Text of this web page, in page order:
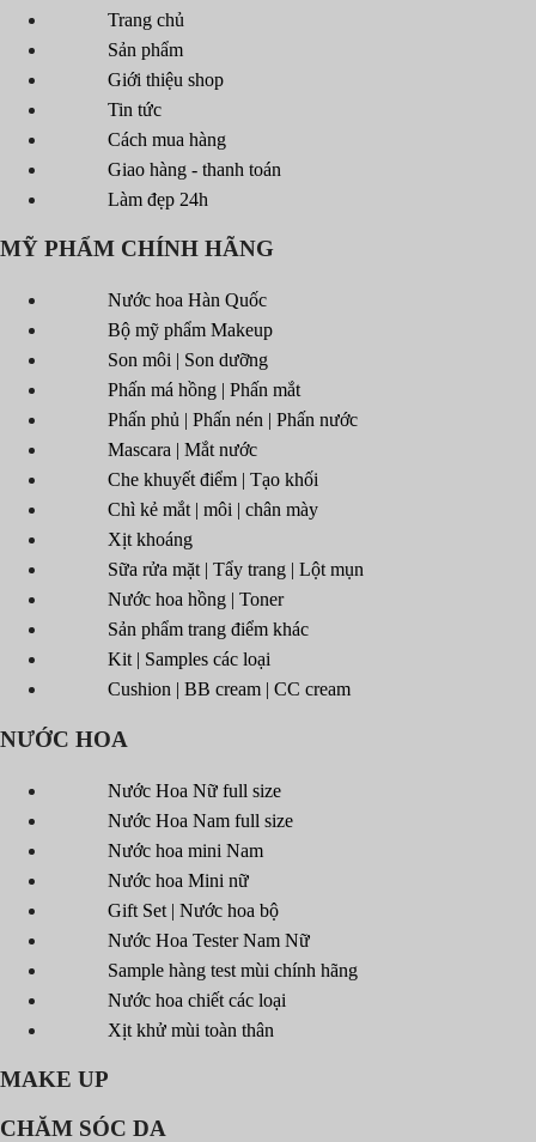
Trang chủ
Sản phẩm
Giới thiệu shop
Tin tức
Cách mua hàng
Giao hàng - thanh toán
Làm đẹp 24h
MỸ PHẨM CHÍNH HÃNG
Nước hoa Hàn Quốc
Bộ mỹ phẩm Makeup
Son môi | Son dưỡng
Phấn má hồng | Phấn mắt
Phấn phủ | Phấn nén | Phấn nước
Mascara | Mắt nước
Che khuyết điểm | Tạo khối
Chì kẻ mắt | môi | chân mày
Xịt khoáng
Sữa rửa mặt | Tẩy trang | Lột mụn
Nước hoa hồng | Toner
Sản phẩm trang điểm khác
Kit | Samples các loại
Cushion | BB cream | CC cream
NƯỚC HOA
Nước Hoa Nữ full size
Nước Hoa Nam full size
Nước hoa mini Nam
Nước hoa Mini nữ
Gift Set | Nước hoa bộ
Nước Hoa Tester Nam Nữ
Sample hàng test mùi chính hãng
Nước hoa chiết các loại
Xịt khử mùi toàn thân
MAKE UP
CHĂM SÓC DA